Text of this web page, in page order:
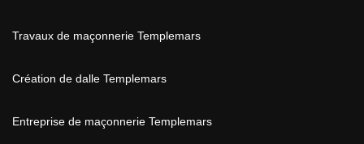
Travaux de maçonnerie Templemars
Création de dalle Templemars
Entreprise de maçonnerie Templemars